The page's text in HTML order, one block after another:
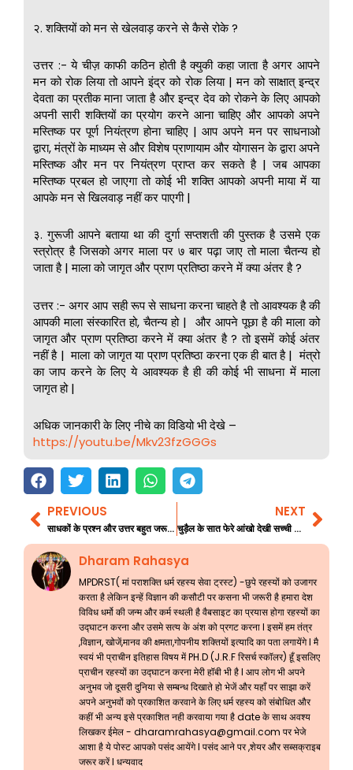
२. शक्तियों को मन से खेलवाड़ करने से कैसे रोके ?
उत्तर :- ये चीज़ काफी कठिन होती है क्युकी कहा जाता है अगर आपने
मन को रोक लिया तो आपने इंद्र को रोक लिया | मन को साक्षात् इन्द्र
देवता का प्रतीक माना जाता है और इन्द्र देव को रोकने के लिए आपको
अपनी सारी शक्तियों का प्रयोग करने आना चाहिए और आपको अपने
मस्तिष्क पर पूर्ण नियंत्रण होना चाहिए | आप अपने मन पर साधनाओ
द्वारा, मंत्रों के माध्यम से और विशेष प्राणायाम और योगासन के द्वारा अपने
मस्तिष्क और मन पर नियंत्रण प्राप्त कर सकते है | जब आपका
मस्तिष्क प्रबल हो जाएगा तो कोई भी शक्ति आपको अपनी माया में या
आपके मन से खिलवाड़ नहीं कर पाएगी |
३. गुरूजी आपने बताया था की दुर्गा सप्तशती की पुस्तक है उसमे एक
स्त्रोत्र है जिसको अगर माला पर ७ बार पढ़ा जाए तो माला चैतन्य हो
जाता है | माला को जागृत और प्राण प्रतिष्ठा करने में क्या अंतर है ?
उत्तर :- अगर आप सही रूप से साधना करना चाहते है तो आवश्यक है की
आपकी माला संस्कारित हो, चैतन्य हो | और आपने पूछा है की माला को
जागृत और प्राण प्रतिष्ठा करने में क्या अंतर है ? तो इसमें कोई अंतर
नहीं है | माला को जागृत या प्राण प्रतिष्ठा करना एक ही बात है | मंत्रो
का जाप करने के लिए ये आवश्यक है ही की कोई भी साधना में माला
जागृत हो |
अधिक जानकारी के लिए नीचे का विडियो भी देखे –
https://youtu.be/Mkv23fzGGGs
Prev
PREVIOUS
साधकों के प्रश्न और उत्तर बहुत जरूरी जानकारी 66
NEXT
चुड़ैल के सात फेरे आंखो देखी सच्ची घटना भाग 1
Dharam Rahasya
MPDRST( मां पराशक्ति धर्म रहस्य सेवा ट्रस्ट) -छुपे रहस्यों को उजागर
करता है लेकिन इन्हें विज्ञान की कसौटी पर कसना भी जरूरी है हमारा देश
विविध धर्मो की जन्म और कर्म स्थली है वैबसाइट का प्रयास होगा रहस्यों का
उद्घाटन करना और उसमे सत्य के अंश को प्रगट करना l इसमें हम तंत्र
,विज्ञान, खोजें,मानव की क्षमता,गोपनीय शक्तियों इत्यादि का पता लगायेंगे l मै
स्वयं भी प्राचीन इतिहास विषय में PH.D (J.R.F रिसर्च स्कॉलर) हूँ इसलिए
प्राचीन रहस्यों का उद्घाटन करना मेरी हॉबी भी है l आप लोग भी अपने
अनुभव जो दूसरी दुनिया से सम्बन्ध दिखाते हो भेजें और यहाँ पर साझा करें
अपने अनुभवों को प्रकाशित करवाने के लिए धर्म रहस्य को संबोधित और
कहीं भी अन्य इसे प्रकाशित नही करवाया गया है date के साथ अवश्य
लिखकर ईमेल - dharamrahasya@gmail.com पर भेजे
आशा है ये पोस्ट आपको पसंद आयेंगे l पसंद आने पर ,शेयर और सब्सक्राइब
जरूर करें l धन्यवाद